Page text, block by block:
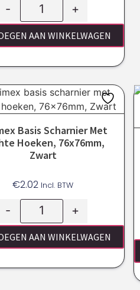
- +
AAN WINKELWAGEN
Basis Scharnier Met
Hoeken, 76x76mm,
Zwart
€2.02 Incl. BTW
- +
AAN WINKELWAGEN